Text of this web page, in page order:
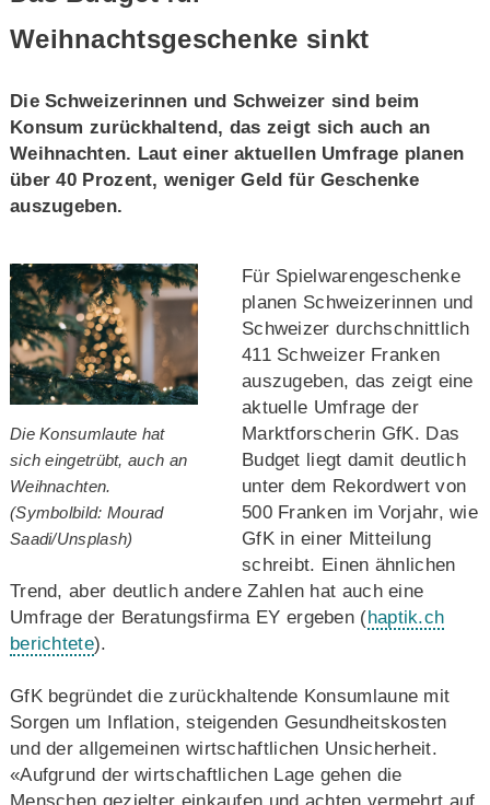
Weihnachtsgeschenke sinkt
Die Schweizerinnen und Schweizer sind beim
Konsum zurückhaltend, das zeigt sich auch an
Weihnachten. Laut einer aktuellen Umfrage planen
über 40 Prozent, weniger Geld für Geschenke
auszugeben.
Die Konsumlaute hat
sich eingetrübt, auch an
Weihnachten.
(Symbolbild: Mourad
Saadi/Unsplash)
Für Spielwarengeschenke
planen Schweizerinnen und
Schweizer durchschnittlich
411 Schweizer Franken
auszugeben, das zeigt eine
aktuelle Umfrage der
Marktforscherin GfK. Das
Budget liegt damit deutlich
unter dem Rekordwert von
500 Franken im Vorjahr, wie
GfK in einer Mitteilung
schreibt. Einen ähnlichen
Trend, aber deutlich andere Zahlen hat auch eine
Umfrage der Beratungsfirma EY ergeben (haptik.ch
berichtete).
GfK begründet die zurückhaltende Konsumlaune mit
Sorgen um Inflation, steigenden Gesundheitskosten
und der allgemeinen wirtschaftlichen Unsicherheit.
«Aufgrund der wirtschaftlichen Lage gehen die
Menschen gezielter einkaufen und achten vermehrt auf